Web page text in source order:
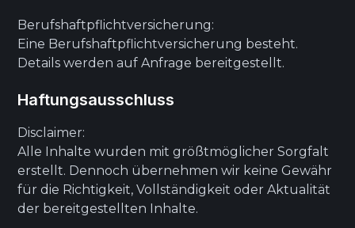
Berufshaftpflichtversicherung:
Eine Berufshaftpflichtversicherung besteht.
Details werden auf Anfrage bereitgestellt.
Haftungsausschluss
Disclaimer:
Alle Inhalte wurden mit größtmöglicher Sorgfalt
erstellt. Dennoch übernehmen wir keine Gewähr
für die Richtigkeit, Vollständigkeit oder Aktualität
der bereitgestellten Inhalte.